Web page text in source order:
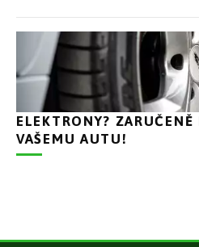
ELEKTRONY?
VAŠEMU AUTU!